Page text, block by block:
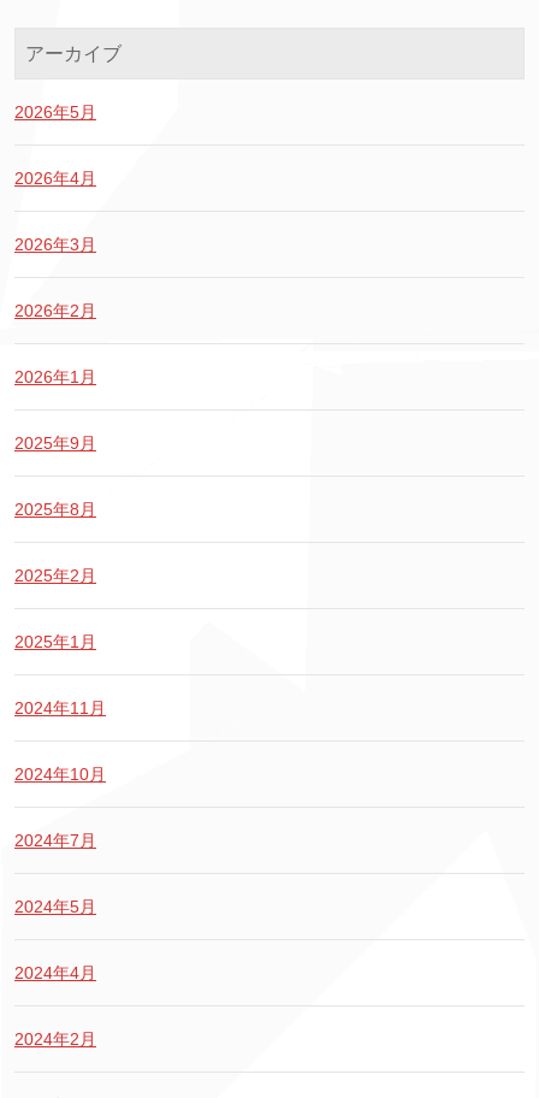
アーカイブ
2026年5月
2026年4月
2026年3月
2026年2月
2026年1月
2025年9月
2025年8月
2025年2月
2025年1月
2024年11月
2024年10月
2024年7月
2024年5月
2024年4月
2024年2月